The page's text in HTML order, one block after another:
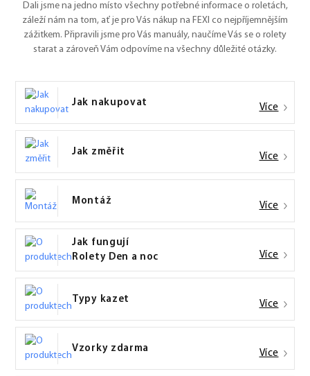
Dali jsme na jedno místo všechny potřebné informace o roletách,
záleží nám na tom, ať je pro Vás nákup na FEXI co nejpříjemnějším
zážitkem. Připravili jsme pro Vás manuály, naučíme Vás se o rolety
starat a zároveň Vám odpovíme na všechny důležité otázky.
Jak nakupovat Více
Jak změřit Více
Montáž Více
Jak fungují
Rolety Den a noc
Více
Typy kazet Více
Vzorky zdarma Více